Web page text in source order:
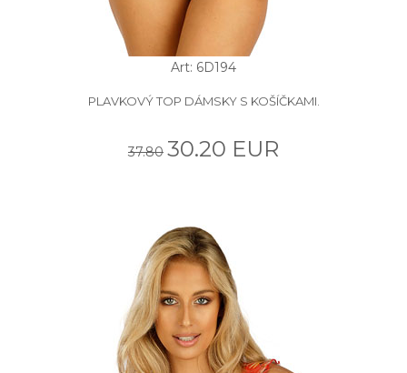
Art: 6D194
PLAVKOVÝ TOP DÁMSKY S KOŠÍČKAMI.
37.80 30.20 EUR